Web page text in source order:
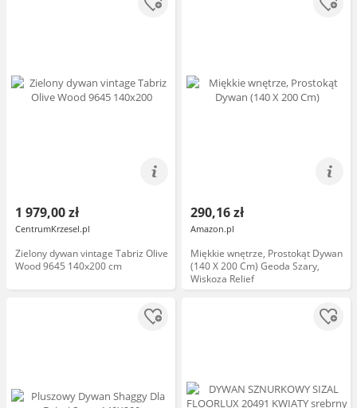
1 979,00 zł
CentrumKrzesel.pl
Zielony dywan vintage Tabriz Olive
Wood 9645 140x200 cm
290,16 zł
Amazon.pl
Miękkie wnętrze, Prostokąt Dywan
(140 X 200 Cm) Geoda Szary,
Wiskoza Relief